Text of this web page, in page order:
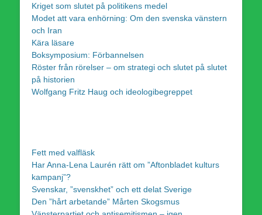
Kriget som slutet på politikens medel
Modet att vara enhörning: Om den svenska vänstern
och Iran
Kära läsare
Boksymposium: Förbannelsen
Röster från rörelser – om strategi och slutet på slutet
på historien
Wolfgang Fritz Haug och ideologibegreppet
Fett med valfläsk
Har Anna-Lena Laurén rätt om ”Aftonbladet kulturs
kampanj”?
Svenskar, ”svenskhet” och ett delat Sverige
Den ”hårt arbetande” Mårten Skogsmus